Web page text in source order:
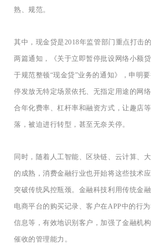
熟、规范。
其中，现金贷是2018年监管部门重点打击
两篇通知，《关于立即暂停批设网络小额
于规范整顿“现金贷”业务的通知》，申明
停发放无特定场景依托、无指定用途的网
合年化费率、杠杆率和融资方式，让趣店
落，被迫进行转型，甚至无奈关停。
同时，随着人工智能、区块链、云计算、
的成熟，消费金融行业也开始将这些技术
突破传统风控瓶颈。金融科技利用传统金
电商平台的购买记录、客户在APP中的行
信息等，有效地识别客户，加强了金融机
催收的管理能力。